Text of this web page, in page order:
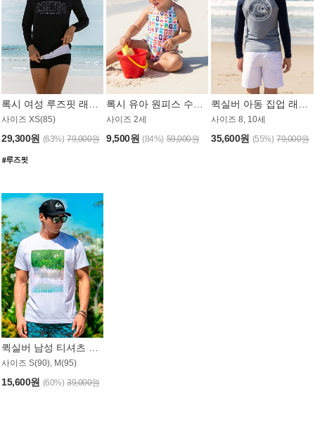
사이즈 XS(85)
29,300원 (63%) 79,000원
사이즈 2세
9,500원 (84%) 59,000원
사이즈 8, 10세
35,600원 (55%) 79,000원
퀵실버 남성 티셔츠 MST357WQS
사이즈 S(90), M(95)
15,600원 (60%) 39,000원